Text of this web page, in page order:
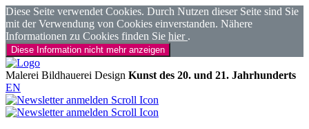
Diese Seite verwendet Cookies. Durch Nutzen dieser Seite sind Sie
mit der Verwendung von Cookies einverstanden. Nähere
Informationen zu Cookies finden Sie hier .
Diese Information nicht mehr anzeigen
Malerei Bildhauerei Design Kunst des 20. und 21. Jahrhunderts
EN